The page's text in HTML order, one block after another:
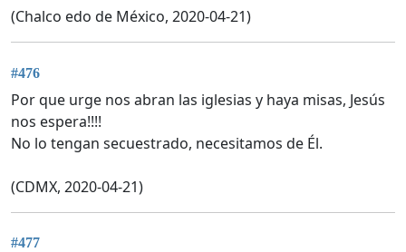
(Chalco edo de México, 2020-04-21)
#476
Por que urge nos abran las iglesias y haya misas, Jesús
nos espera!!!!
No lo tengan secuestrado, necesitamos de Él.
(CDMX, 2020-04-21)
#477